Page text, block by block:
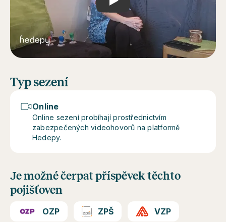
Play
Typ sezení
Online
Online sezení probíhají prostřednictvím
zabezpečených videohovorů na platformě
Hedepy.
Je možné čerpat příspěvek těchto
pojišťoven
OZP ZPŠ VZP